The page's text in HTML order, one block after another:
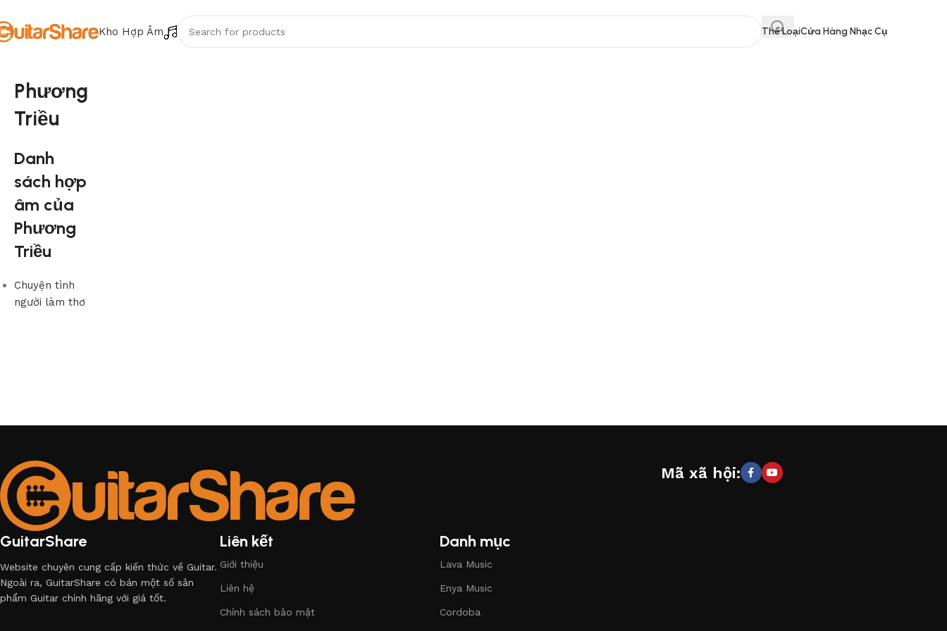
Kho Hợp Âm Thể LoạiCửa Hàng Nhạc Cụ
Phương
Triều
Danh
sách hợp
âm của
Phương
Triều
Chuyện tình
người làm thơ
GuitarShare
Website chuyên cung cấp kiến thức về Guitar.
Ngoài ra, GuitarShare có bán một số sản
phẩm Guitar chính hãng với giá tốt.
Liên kết
Giới thiệu
Liên hệ
Chính sách bảo mật
Danh mục
Lava Music
Enya Music
Cordoba
Mã xã hội: